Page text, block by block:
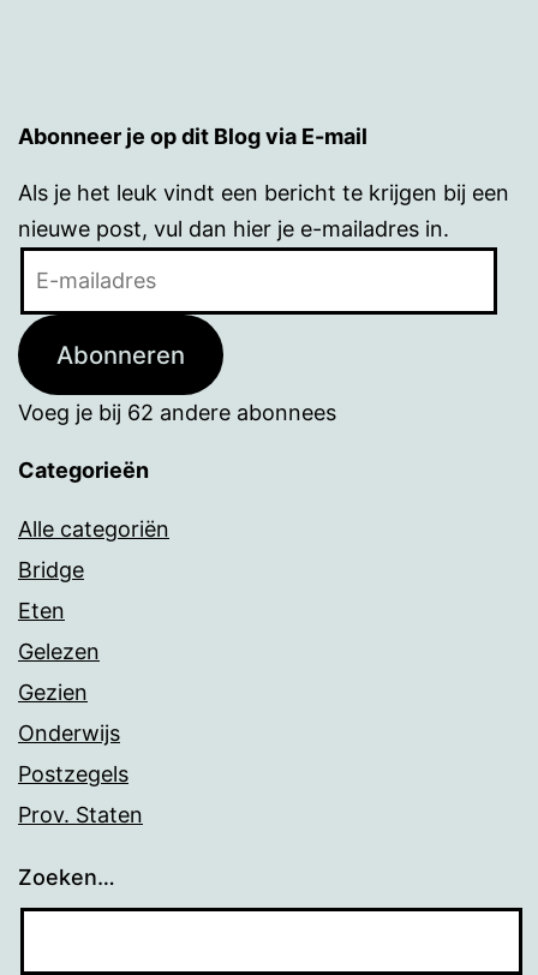
Abonneer je op dit Blog via E-mail
Als je het leuk vindt een bericht te krijgen bij een
nieuwe post, vul dan hier je e-mailadres in.
Abonneren
Voeg je bij 62 andere abonnees
Categorieën
Alle categoriën
Bridge
Eten
Gelezen
Gezien
Onderwijs
Postzegels
Prov. Staten
Zoeken…